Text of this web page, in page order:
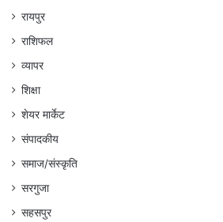
रायपुर
राशिफल
व्यापर
शिक्षा
शेयर मार्केट
संपादकीय
समाज/संस्कृति
सरगुजा
सहसपुर